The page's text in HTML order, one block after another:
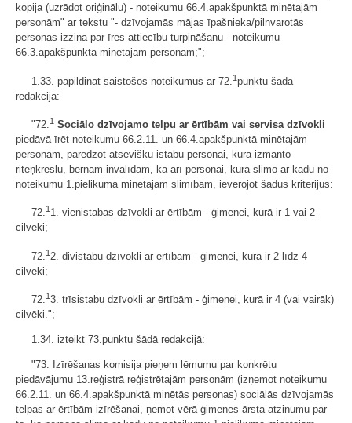
kopija (uzrādot oriģinālu) - noteikumu 66.4.apakšpunktā minētajām
personām" ar tekstu "- dzīvojamās mājas īpašnieka/pilnvarotās
personas izziņa par īres attiecību turpināšanu - noteikumu
66.3.apakšpunktā minētajām personām;";
1.33. papildināt saistošos noteikumus ar 72. 1punktu šādā
redakcijā:
"72.1 Sociālo dzīvojamo telpu ar ērtībām vai servisa dzīvokli
piedāvā īrēt noteikumu 66.2.11. un 66.4.apakšpunktā minētajām
personām, paredzot atsevišķu istabu personai, kura izmanto
riteņkrēslu, bērnam invalīdam, kā arī personai, kura slimo ar kādu no
noteikumu 1.pielikumā minētajām slimībām, ievērojot šādus kritērijus:
72.1 1. vienistabas dzīvokli ar ērtībām - ģimenei, kurā ir 1 vai 2
cilvēki;
72. 1 2. divistabu dzīvokli ar ērtībām - ģimenei, kurā ir 2 līdz 4
cilvēki;
72.13. trīsistabu dzīvokli ar ērtībām - ģimenei, kurā ir 4 (vai vairāk)
cilvēki.";
1.34. izteikt 73.punktu šādā redakcijā:
"73. Izīrēšanas komisija pieņem lēmumu par konkrētu
piedāvājumu 13.reģistrā reģistrētajām personām (izņemot noteikumu
66.2.11. un 66.4.apakšpunktā minētās personas) sociālās dzīvojamās
telpas ar ērtībām izīrēšanai, ņemot vērā ģimenes ārsta atzinumu par